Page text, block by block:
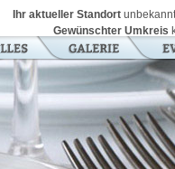
Ihr aktueller Standort
Gewünschter Umkreis